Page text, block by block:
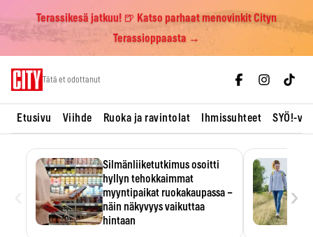
Terassikesä jatkuu! 🍺 Katso parhaat menovinkit Cityn
Terassioppaasta →
Tätä et odottanut
Etusivu Viihde Ruoka ja ravintolat Ihmissuhteet SYÖ!-
Silmänliiketutkimus osoitti
hyllyn tehokkaimmat
myyntipaikat ruokakaupassa –
näin näkyvyys vaikuttaa
hintaan
›